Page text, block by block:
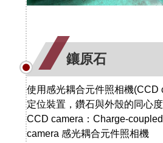
鑲原石
使用感光耦合元件照相機(CCD
定位裝置，鑽石與外殼的同心度
CCD camera：Charge-
camera 感光耦合元件照相機